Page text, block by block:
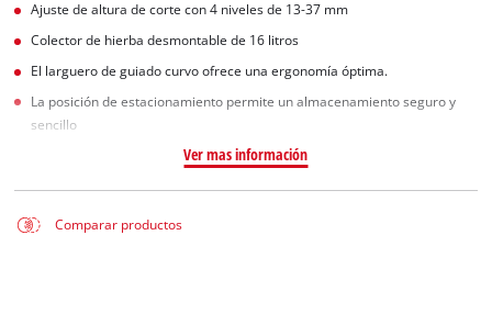
Ajuste de altura de corte con 4 niveles de 13-37 mm
Colector de hierba desmontable de 16 litros
El larguero de guiado curvo ofrece una ergonomía óptima.
La posición de estacionamiento permite un almacenamiento seguro y
sencillo
Ver mas información
Comparar productos